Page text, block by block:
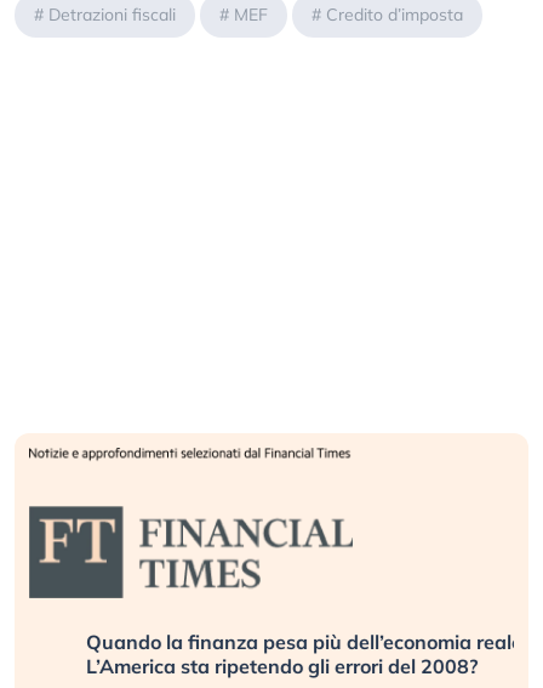
# Detrazioni fiscali # MEF # Credito d’imposta
Quando la finanza pesa più dell’economia reale.
L’America sta ripetendo gli errori del 2008?